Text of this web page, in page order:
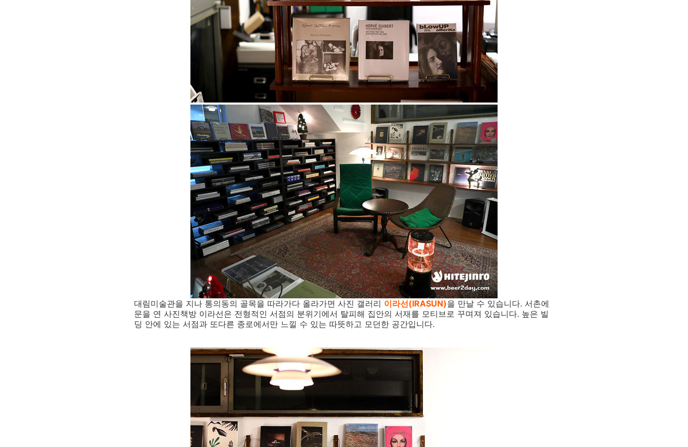
대림미술관을 지나 통의동의 골목을 따라가다 올라가면 사진 갤러리 이라선(IRASUN)을 만날 수 있습니다. 서촌에
문을 연 사진책방 이라선은 전형적인 서점의 분위기에서 탈피해 집안의 서재를 모티브로 꾸며져 있습니다. 높은 빌
딩 안에 있는 서점과 또다른 종로에서만 느낄 수 있는 따뜻하고 모던한 공간입니다.